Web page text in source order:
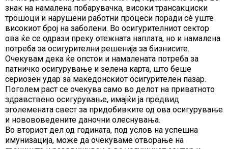
знак на намалена побарувачка, високи трансакциски
трошоци и нарушени работни процеси поради сè уште
високиот број на заболени. Во осигурителниот сектор
ова ќе се одрази преку отежната наплата, но и намалена
потреба за осигурителни решенија за бизнисите.
Очекувам дека ќе опстои и намалената потреба за
патничко осигурување и зелена карта, што беше
сериозен удар за македонскиот осигурителен пазар.
Поголем раст се очекува само во делот на приватното
здравствено осигурување, имајќи ја предвид
зголемената свест за придобивките од ова осигурување
и новововедените даночни олеснувања.
Во вториот дел од годината, под услов на успешна
имунизација, може да очекуваме отворање на